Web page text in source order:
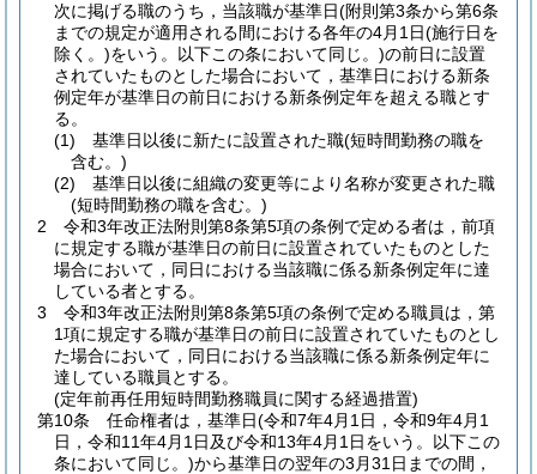
次に掲げる職のうち，当該職が基準日(附則第3条から第6条
までの規定が適用される間における各年の4月1日(施行日を
除く。)をいう。以下この条において同じ。)の前日に設置
されていたものとした場合において，基準日における新条
例定年が基準日の前日における新条例定年を超える職とす
る。
(1)
基準日以後に新たに設置された職(短時間勤務の職を
含む。)
(2)
基準日以後に組織の変更等により名称が変更された職
(短時間勤務の職を含む。)
2
令和3年改正法附則第8条第5項の条例で定める者は，前項
に規定する職が基準日の前日に設置されていたものとした
場合において，同日における当該職に係る新条例定年に達
している者とする。
3
令和3年改正法附則第8条第5項の条例で定める職員は，第
1項に規定する職が基準日の前日に設置されていたものとし
た場合において，同日における当該職に係る新条例定年に
達している職員とする。
(定年前再任用短時間勤務職員に関する経過措置)
第10条
任命権者は，基準日(令和7年4月1日，令和9年4月1
日，令和11年4月1日及び令和13年4月1日をいう。以下この
条において同じ。)から基準日の翌年の3月31日までの間，